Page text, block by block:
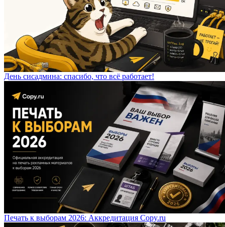
День сисадмина: спасибо, что всё работает!
Печать к выборам 2026: Аккредитация Copy.ru